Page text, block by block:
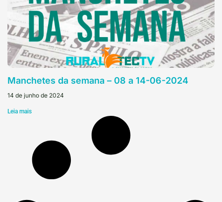
Manchetes da semana – 08 a 14-06-2024
14 de junho de 2024
Leia mais